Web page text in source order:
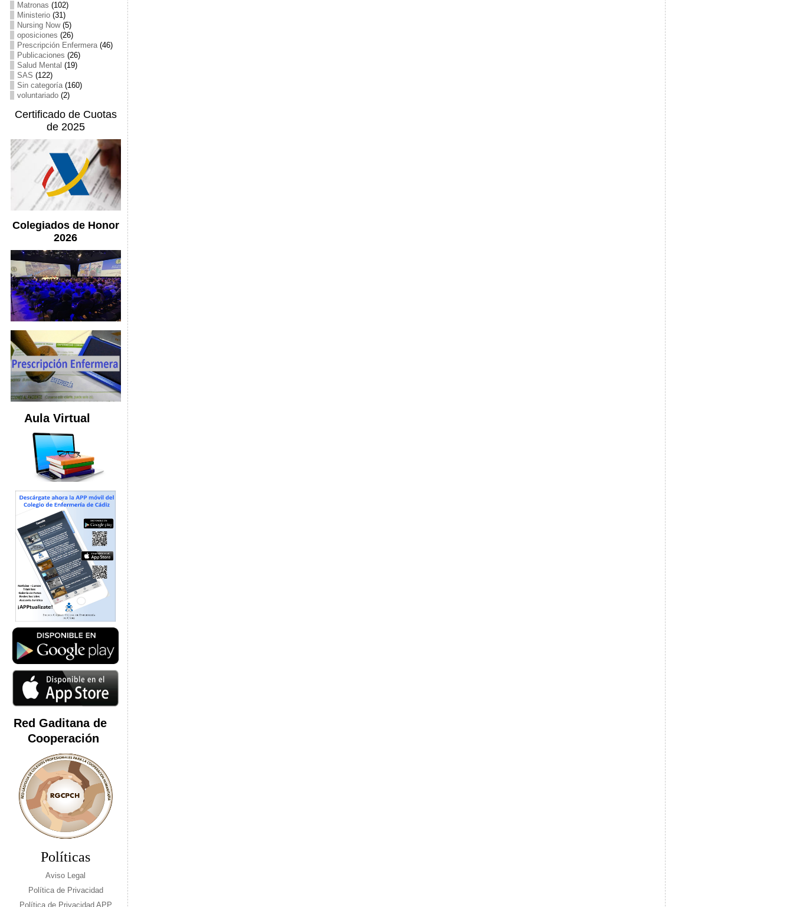
Matronas (102)
Ministerio(31)
Nursing Now(5)
oposiciones (26)
Prescripción Enfermera(46)
Publicaciones (26)
Salud Mental (19)
SAS (122)
Sin categoría(160)
voluntariado(2)
Certificado de Cuotas
de 2025
Colegiados de Honor
2026
Aula Virtual
Red Gaditana de
Cooperación
Políticas
Aviso Legal
Política de Privacidad
Política de Privacidad APP